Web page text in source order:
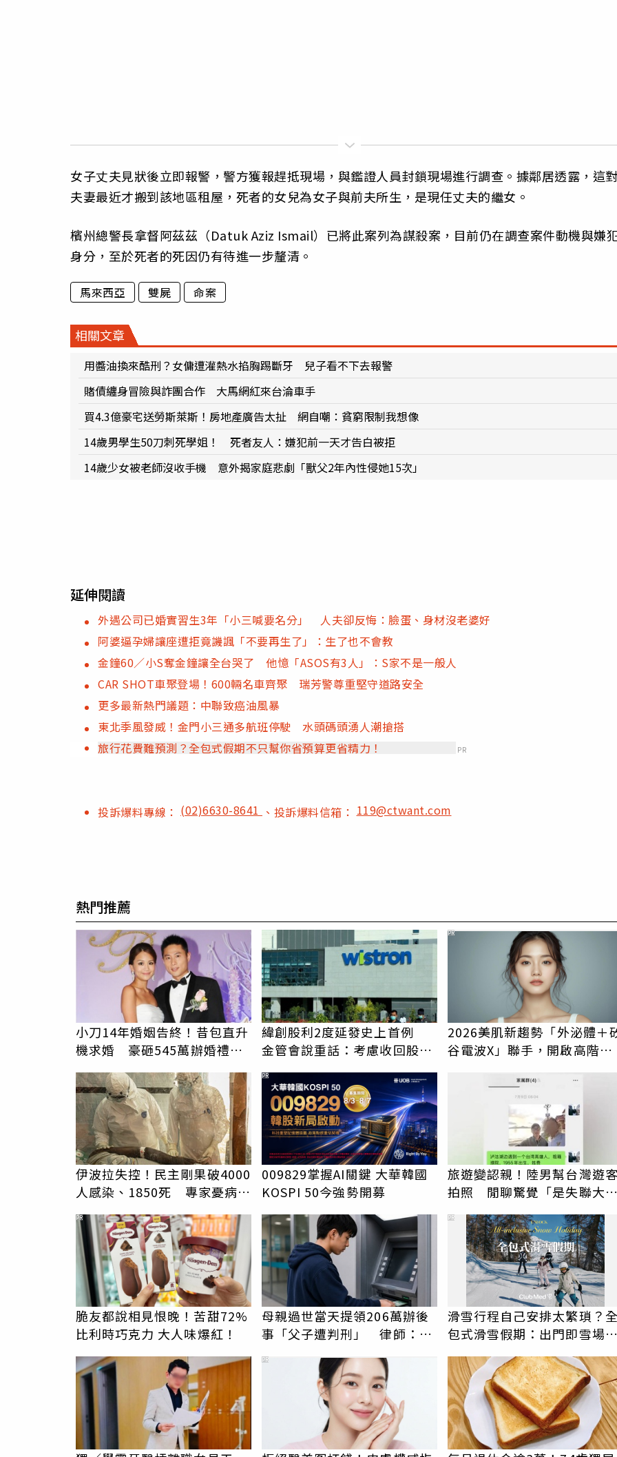
女子丈夫見狀後立即報警，警方獲報趕抵現場，與鑑證人員封鎖現場進行調查。據鄰居透露，這
夫妻最近才搬到該地區租屋，死者的女兒為女子與前夫所生，是現任丈夫的繼女。
檳州總警長拿督阿茲茲（Datuk Aziz Ismail）已將此案列為謀殺案，目前仍在調查案件動機與嫌
身分，至於死者的死因仍有待進一步釐清。
馬來西亞 雙屍 命案
相關文章
用醬油換來酷刑？女傭遭灌熱水掐胸踢斷牙 兒子看不下去報警
賭債纏身冒險與詐團合作 大馬網紅來台淪車手
買4.3億豪宅送勞斯萊斯！房地產廣告太扯 網自嘲：貧窮限制我想像
14歲男學生50刀刺死學姐！ 死者友人：嫌犯前一天才告白被拒
14歲少女被老師沒收手機 意外揭家庭悲劇「獸父2年內性侵她15次」
延伸閱讀
外遇公司已婚實習生3年「小三喊要名分」 人夫卻反悔：臉蛋、身材沒老婆好
阿婆逼孕婦讓座遭拒竟譏諷「不要再生了」：生了也不會教
金鐘60／小S奪金鐘讓全台哭了 他憶「ASOS有3人」：S家不是一般人
CAR SHOT車聚登場！600輛名車齊聚 瑞芳警尊重堅守道路安全
更多最新熱門議題：中聯致癌油風暴
東北季風發威！金門小三通多航班停駛 水頭碼頭湧人潮搶搭
旅行花費難預測？全包式假期不只幫你省預算更省精力！
PR
投訴爆料專線： (02)6630-8641 、投訴爆料信箱：119@ctwant.com
熱門推薦
小刀14年婚姻告終！昔包直升
機求婚 豪砸545萬辦婚禮還
緯創股利2度延發史上首例
金管會說重話：考慮收回股務
2026美肌新趨勢「外泌體＋
谷電波X」聯手，開啟高階養
PR
伊波拉失控！民主剛果破4000
人感染、1850死 專家憂病毒
009829掌握AI關鍵 大華韓國
KOSPI 50今強勢開募
PR
旅遊變認親！陸男幫台灣遊
拍照 閒聊驚覺「是失聯大
脆友都說相見恨晚！苦甜72%
比利時巧克力 大人味爆紅！
PR
母親過世當天提領206萬辦後
事「父子遭判刑」 律師：搶
錢先下手是罪
滑雪行程自己安排太繁瑣？
包式滑雪假期：出門即雪場
一價全包不怕預算爆表！
PR
PR